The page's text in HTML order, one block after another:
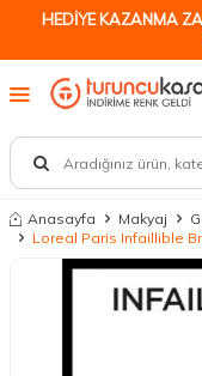
HEDİYE KAZANMA
Anasayfa Makyaj
Loreal Paris Infaillible